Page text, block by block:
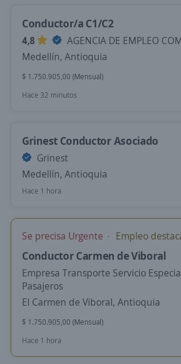
Conductor/a C1/C2
4,8
AGENCIA DE EMPLEO
Medellín, Antioquia
$ 1.750.905,00 (Mensual)
Hace 32 minutos
Grinest Conductor Asociado
Grinest
Medellín, Antioquia
Hace 1 hora
Se precisa Urgente Empleo
Conductor Carmen de Viboral
Empresa Transporte Servicio
Pasajeros
El Carmen de Viboral, Antioquia
$ 1.750.905,00 (Mensual)
Hace 1 hora